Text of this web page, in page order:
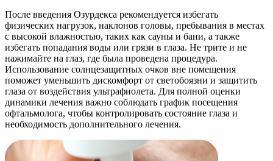
После введения Озурдекса рекомендуется избегать
физических нагрузок, наклонов головы, пребывания в местах
с высокой влажностью, таких как сауны и бани, а также
избегать попадания воды или грязи в глаза. Не трите и не
нажимайте на глаз, где была проведена процедура.
Использование солнцезащитных очков вне помещения
поможет уменьшить дискомфорт от светобоязни и защитить
глаза от воздействия ультрафиолета. Для полной оценки
динамики лечения важно соблюдать график посещения
офтальмолога, чтобы контролировать состояние глаза и
необходимость дополнительного лечения.